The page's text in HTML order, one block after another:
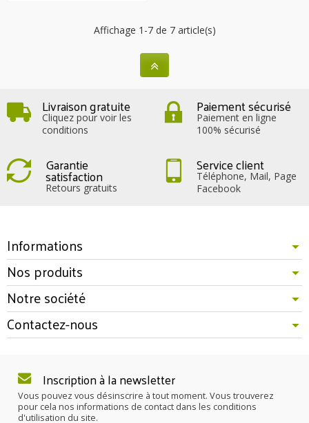
Affichage 1-7 de 7 article(s)
Livraison gratuite
Cliquez pour voir les
conditions
Paiement sécurisé
Paiement en ligne
100% sécurisé
Garantie
satisfaction
Retours gratuits
Service client
Téléphone, Mail, Page
Facebook
Informations
Nos produits
Notre société
Contactez-nous
Inscription à la newsletter
Vous pouvez vous désinscrire à tout moment. Vous trouverez
pour cela nos informations de contact dans les conditions
d'utilisation du site.